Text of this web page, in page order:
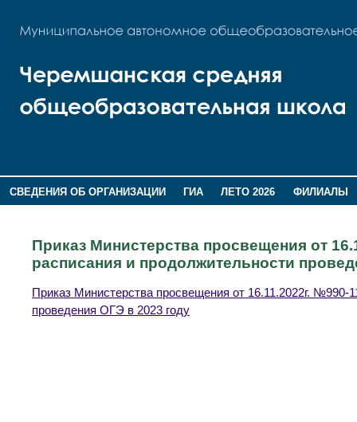
СВЕДЕНИЯ ОБ ОРГАНИЗАЦИИ ГИА ЛЕТО 2026
ФИЛИАЛЫ
Приказ Министерства просвещения от
расписания и продолжительности
Приказ Министерства просвещения от 16.11.2022г.
проведения ОГЭ в 2023 году